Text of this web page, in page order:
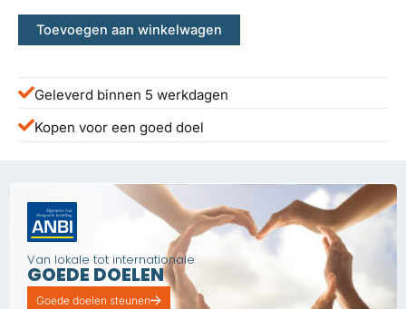
Toevoegen aan winkelwagen
Geleverd binnen 5 werkdagen
Kopen voor een goed doel
Van lokale tot internationale
GOEDE DOELEN
Goede doelen steunen